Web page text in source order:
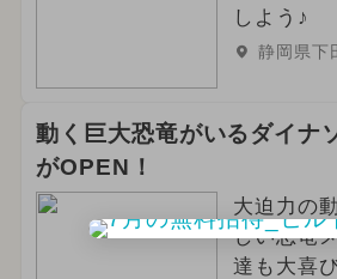
しよう♪
静岡県下
動く巨大恐竜がいるダイナ
がOPEN！
大迫力の
しい恐竜
達も大喜び